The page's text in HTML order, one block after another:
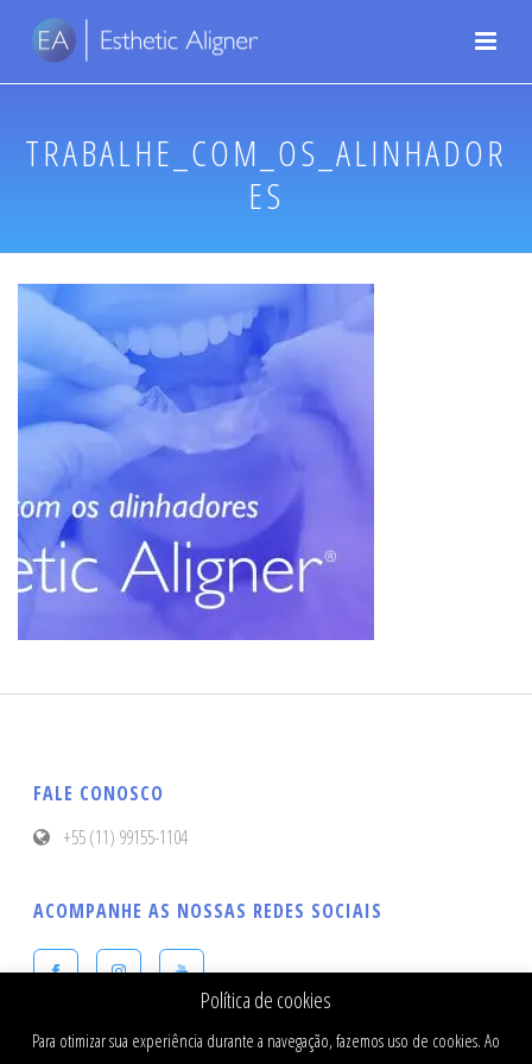
TRABALHE_COM_OS_ALINHADOR
ES
FALE CONOSCO
+55 (11) 99155-1104
ACOMPANHE AS NOSSAS REDES SOCIAIS
Política de cookies
Para otimizar sua experiência durante a navegação, fazemos uso de cookies. Ao